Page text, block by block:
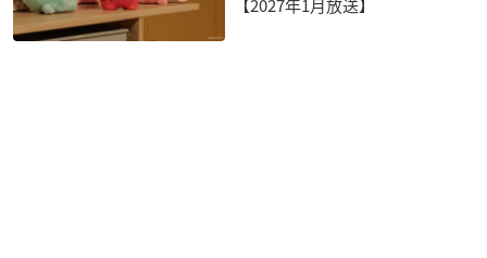
【2027年1月放送】